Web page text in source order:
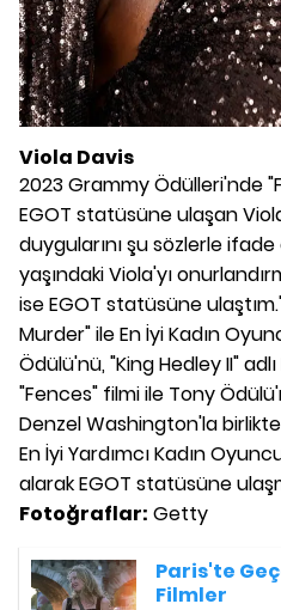
Viola Davis
2023 Grammy Ödülleri'nde
EGOT statüsüne ulaşan
duygularını şu sözlerle ifade
yaşındaki Viola'yı
ise EGOT statüsüne
Murder" ile En İyi Kadın
Ödülü'nü, "King Hedley II"
"Fences" filmi ile Tony
Denzel Washington'la
En İyi Yardımcı Kadın
alarak EGOT statüsüne
Fotoğraflar: Getty
Paris'te
Filmler